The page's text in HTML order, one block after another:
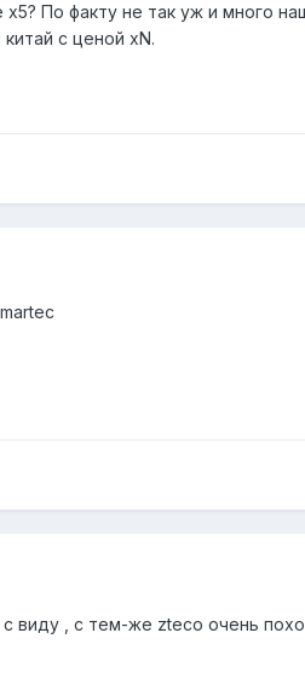
По факту не так уж и много
с ценой xN.
виду , с тем-же zteco очень